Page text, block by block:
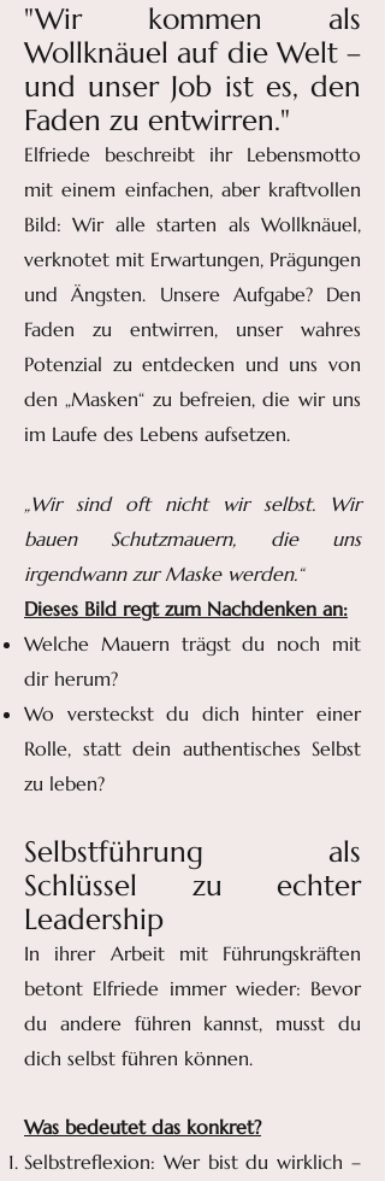
"Wir kommen als
Wollknäuel auf die Welt –
und unser Job ist es, den
Faden zu entwirren."
Elfriede beschreibt ihr Lebensmotto
mit einem einfachen, aber kraftvollen
Bild: Wir alle starten als Wollknäuel,
verknotet mit Erwartungen, Prägungen
und Ängsten. Unsere Aufgabe? Den
Faden zu entwirren, unser wahres
Potenzial zu entdecken und uns von
den „Masken“ zu befreien, die wir uns
im Laufe des Lebens aufsetzen.
„Wir sind oft nicht wir selbst. Wir
bauen Schutzmauern, die uns
irgendwann zur Maske werden.“
Dieses Bild regt zum Nachdenken an:
Welche Mauern trägst du noch mit
dir herum?
Wo versteckst du dich hinter einer
Rolle, statt dein authentisches Selbst
zu leben?
Selbstführung als
Schlüssel zu echter
Leadership
In ihrer Arbeit mit Führungskräften
betont Elfriede immer wieder: Bevor
du andere führen kannst, musst du
dich selbst führen können.
Was bedeutet das konkret?
Selbstreflexion: Wer bist du wirklich –